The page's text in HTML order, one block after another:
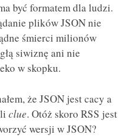
być formatem dla ludzi.
plików JSON nie
śmierci milionów
siwiznę ani nie
w skopku.
że JSON jest cacy a
clue. Otóż skoro RSS jest
wersji w JSON?